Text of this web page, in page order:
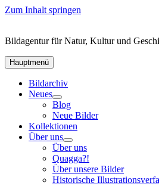
Zum Inhalt springen
Bildagentur für Natur, Kultur und
Hauptmenü
Bildarchiv
Neues
Blog
Neue Bilder
Kollektionen
Über uns
Über uns
Quagga?!
Über unsere Bilder
Historische